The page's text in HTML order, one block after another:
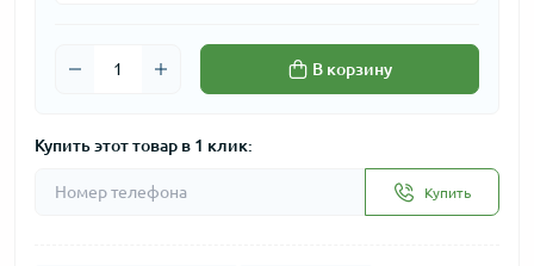
В корзину
Купить этот товар в 1 клик:
Купить